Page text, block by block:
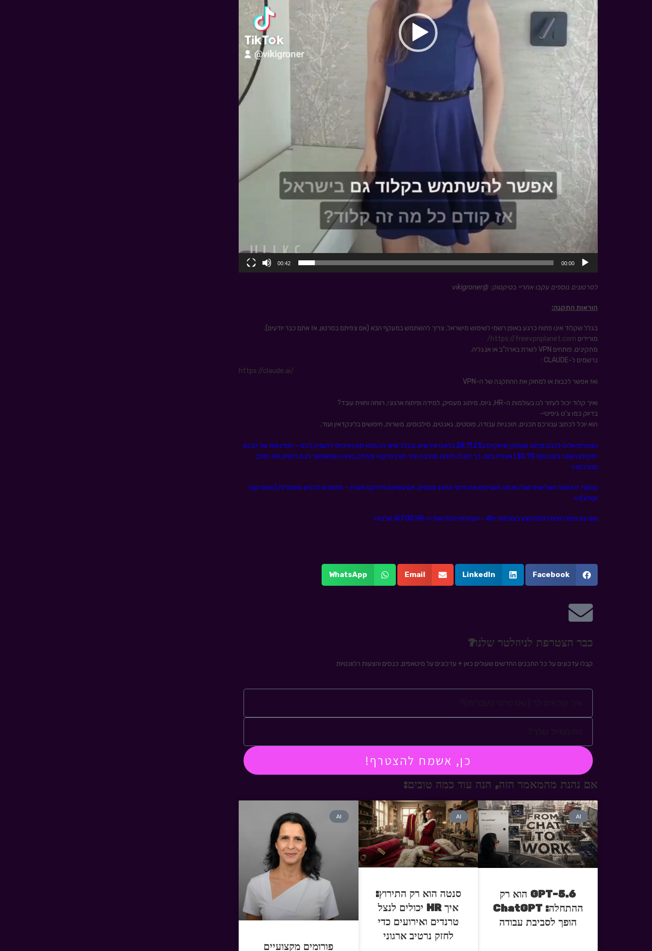
00:00
00:42
לסרטונים נוספים עקבו אחריי בטיקטוק: @vikigroner
הוראות התקנה:
בגלל שקלוד אינו פתוח כרגע באופן רשמי לשימוש מישראל, צריך להשתמש במעקף הבא (אם צפיתם בסרטון, אז אתם כבר יודעים).
מורידים https://freevpnplanet.com/
מתקינים. פותחים VPN לשרת בארה"ב או אנגליה.
נרשמים ל-CLAUDE :
https://claude.ai/
ואז אפשר לכבות או למחוק את ההתקנה של ה-VPN
ואיך קלוד יכול לעזור לנו בעולמות ה-HR, גיוס, מיתוג מעסיק, למידה ופיתוח ארגוני, רווחה וחווית עובד?
בדיוק כמו צ'ט גיפיטי-
הוא יוכל לכתוב עבורכם תכנים, תוכניות עבודה, פוסטים, גאנטים, סילבוסים, משרות, חיפושים בלינקדאין ועוד.
הצטרפו אלינו לכנס מיתוג מעסיק שיתקיים ב28.11.23 בלאגו אירועים. ובגלל שיש לנו מלא תוכן איכותי להעניק לכם – הסדנאות של הכנס
יתקיימו השנה ביום נוסף (30.11) אונליין בזום. כך תוכלו להנות מהרבה יותר תוכן פרקטי ומרתק בצורה שתאפשר לכם להפיק את המרב
מהכנס>>
בנוסף, זו השנה השלישית שבה אנחנו מעניקים את פרסי מיתוג מעסיק. אם עשיתם פרויקט מעניין – מוזמנים להגיש מועמדות (טופס קצר
וקולע)>>
ואם גם אתם רוצים להתמקצע בעולמות הAI – הצטרפו לסדנאות ה-AI FOR HR שלנו>>
Facebook
LinkedIn
Email
WhatsApp
כבר הצטרפת לניוזלטר שלנו?
קבלו עדכונים על כל התכנים החדשים שעולים כאן + עדכונים על מיטאפים, כנסים והצעות רלוונטיות
כן, אשמח להצטרף!
אם נהנת מהמאמר הזה, הנה עוד כמה טובים:
AI
GPT-5.6 הוא רק
ההתחלה: ChatGPT
הופך לסביבת עבודה
AI
סנטה הוא רק התירוץ:
איך HR יכולים לנצל
טרנדים ואירועים כדי
לחזק נרטיב ארגוני
AI
פורומים מקצועיים